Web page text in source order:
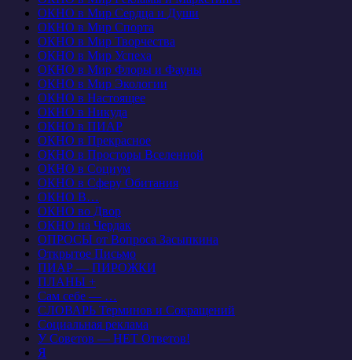
ОКНО в Мир Сердца и Души
ОКНО в Мир Спорта
ОКНО в Мир Творчества
ОКНО в Мир Успеха
ОКНО в Мир Флоры и Фауны
ОКНО в Мир Экологии
ОКНО в Настоящее
ОКНО в Никуда
ОКНО в ПИАР
ОКНО в Прекрасное
ОКНО в Просторы Вселенной
ОКНО в Социум
ОКНО в Сферу Обитания
ОКНО В…
ОКНО во Двор
ОКНО на Чердак
ОПРОСЫ от Вопроса Засыпкина
Открытое Письмо
ПИАР — ПИРОЖКИ
ПЛАНЫ +
Сам себе — …
СЛОВАРЬ Терминов и Сокращений
Социальная реклама
У Советов — НЕТ Ответов!
Я